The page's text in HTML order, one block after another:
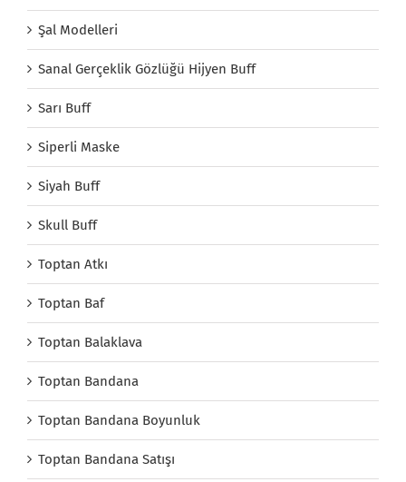
Şal Modelleri
Sanal Gerçeklik Gözlüğü Hijyen Buff
Sarı Buff
Siperli Maske
Siyah Buff
Skull Buff
Toptan Atkı
Toptan Baf
Toptan Balaklava
Toptan Bandana
Toptan Bandana Boyunluk
Toptan Bandana Satışı